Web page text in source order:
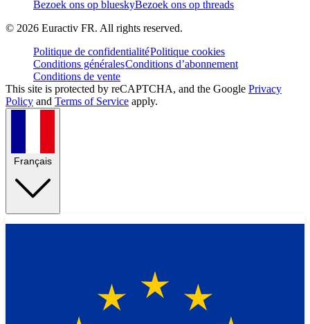
Bezoek ons op blueskyBezoek ons op threads
© 2026 Euractiv FR. All rights reserved.
Politique de confidentialitéPolitique cookies
Conditions généralesConditions d’abonnement
Conditions de vente
This site is protected by reCAPTCHA, and the Google Privacy
Policy and Terms of Service apply.
Français